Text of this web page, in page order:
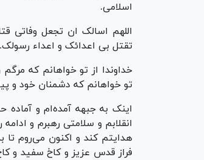
اسلامی.
اللهم اسالک ان تجعل وفاتی
تقتل بی اعدائک و اعداء رسولک.
خداوندا از تو خواهانم که
تو خواهانم که دشمنان خود و
اینک به جبهه آمده‌ام و آماده
انقلابم و سلامتی رهبرم و
هدایتم کند و اکنون می‌روم تا
فراز قدس عزیز و کاخ سفید و